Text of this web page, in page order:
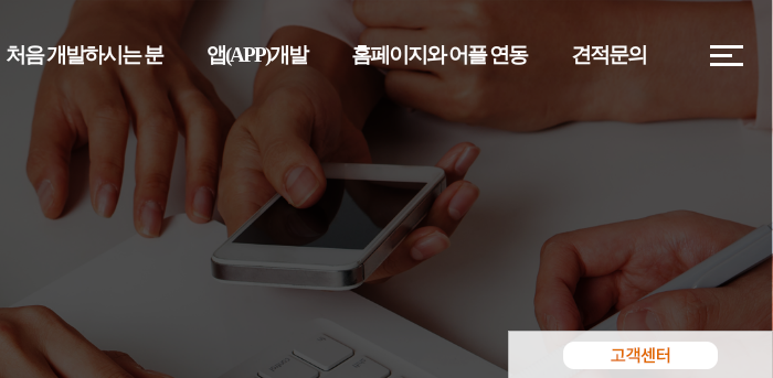
처음 개발하시는 분 앱(APP)개발 홈페이지와 어플 연동 견적문의